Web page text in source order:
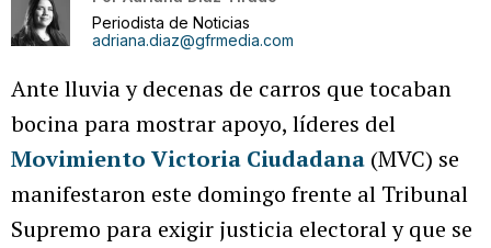
Periodista de Noticias
adriana.diaz@gfrmedia.com
Ante lluvia y decenas de carros que tocaban
bocina para mostrar apoyo, líderes del
Movimiento Victoria Ciudadana (MVC) se
manifestaron este domingo frente al Tribunal
Supremo para exigir justicia electoral y que se